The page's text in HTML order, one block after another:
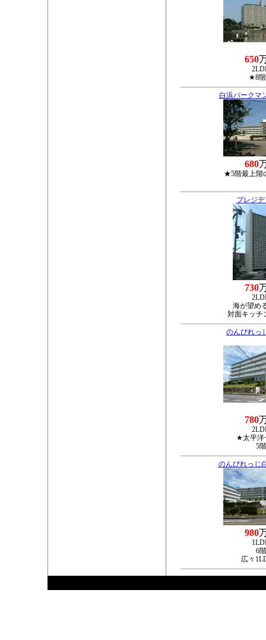
650
★8
白浜パークマ
680
★5階最上階
プレジ
730
海が望め
対面キッチ
のんびれっ
780
★太平
5階
のんびれっじ
980
6階
広々